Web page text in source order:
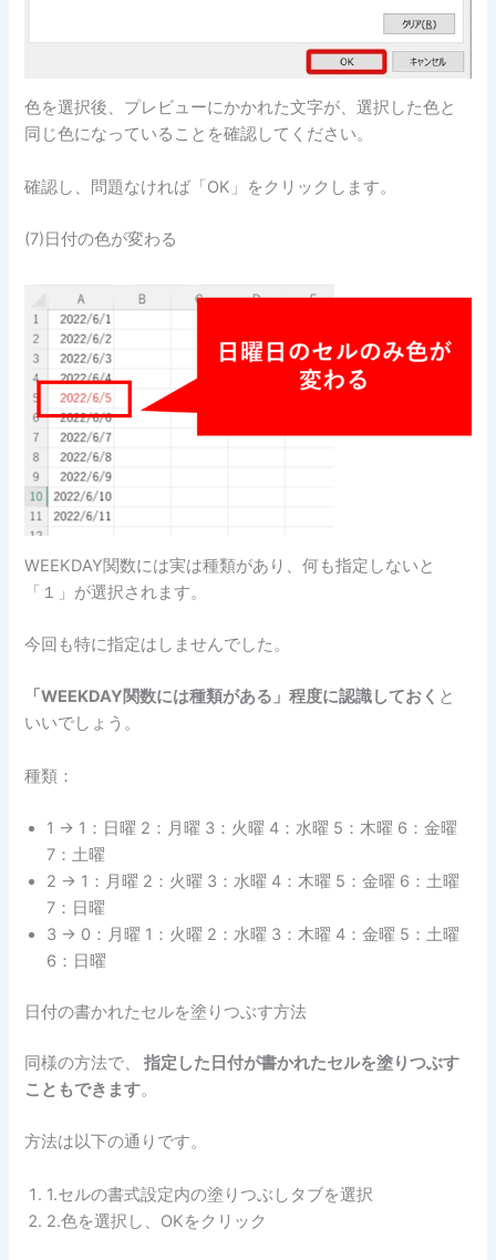
色を選択後、プレビューにかかれた文字が、選択した色と
同じ色になっていることを確認してください。
確認し、問題なければ「OK」をクリックします。
(7)日付の色が変わる
WEEKDAY関数には実は種類があり、何も指定しないと
「１」が選択されます。
今回も特に指定はしませんでした。
「WEEKDAY関数には種類がある」程度に認識しておく と
いいでしょう。
種類：
1 → 1：日曜 2：月曜 3：火曜 4：水曜 5：木曜 6：金曜
7：土曜
2 → 1：月曜 2：火曜 3：水曜 4：木曜 5：金曜 6：土曜
7：日曜
3 → 0：月曜 1：火曜 2：水曜 3：木曜 4：金曜 5：土曜
6：日曜
日付の書かれたセルを塗りつぶす方法
同様の方法で、
指定した日付が書かれたセルを塗りつぶす
こともできます。
方法は以下の通りです。
1.セルの書式設定内の塗りつぶしタブを選択
2.色を選択し、OKをクリック